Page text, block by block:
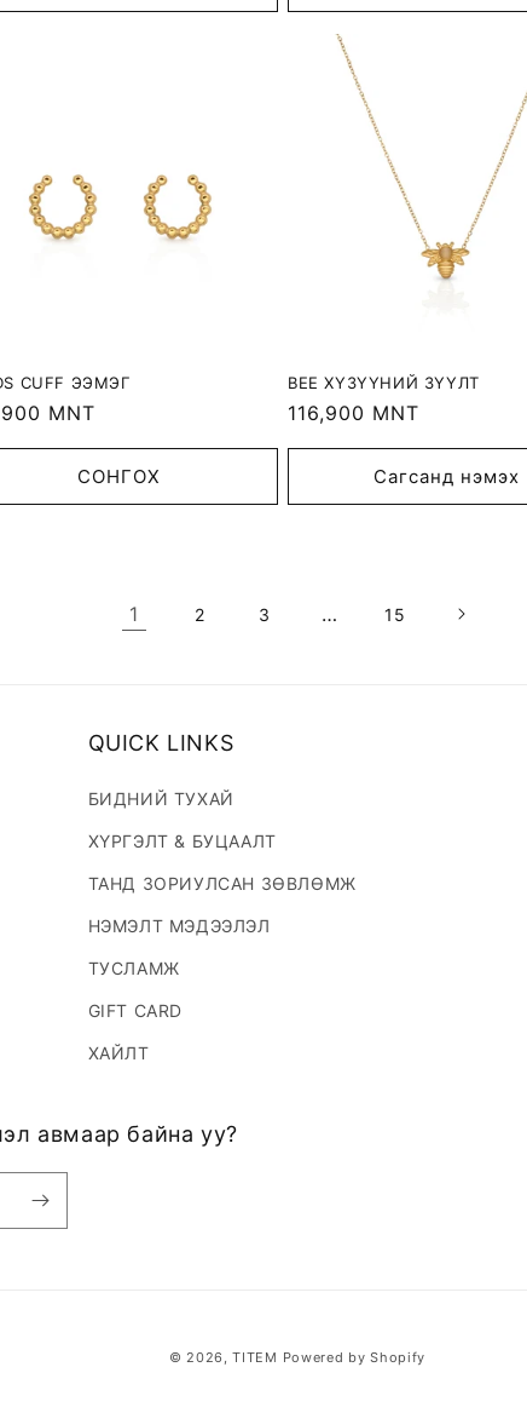
CUFF ЭЭМЭГ
MNT
СОНГОХ
BEE ХҮЗҮҮНИЙ ЗҮҮЛТ
Regular
price
116,900 MNT
Сагсанд нэмэх
1 2 3 … 15
QUICK LINKS
БИДНИЙ ТУХАЙ
ХҮРГЭЛТ & БУЦААЛТ
ТАНД ЗОРИУЛСАН ЗӨВЛӨМЖ
НЭМЭЛТ МЭДЭЭЛЭЛ
ТУСЛАМЖ
GIFT CARD
ХАЙЛТ
авмаар байна уу?
© 2026,TITEM Powered by Shopify